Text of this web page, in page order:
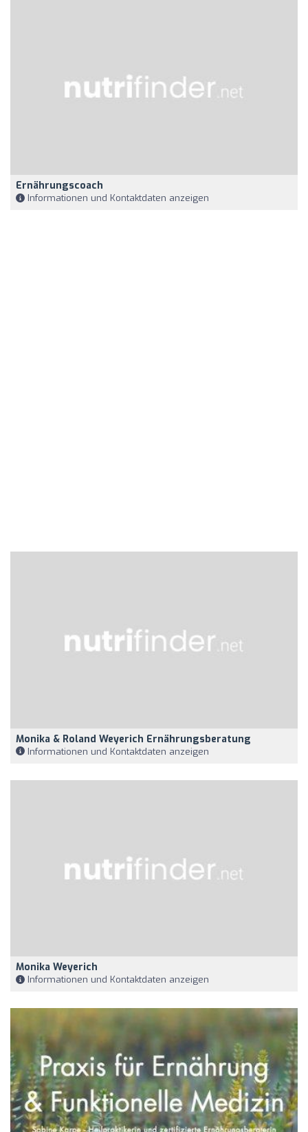
Ernährungscoach
Informationen und Kontaktdaten anzeigen
Monika & Roland Weyerich Ernährungsberatung
Informationen und Kontaktdaten anzeigen
Monika Weyerich
Informationen und Kontaktdaten anzeigen